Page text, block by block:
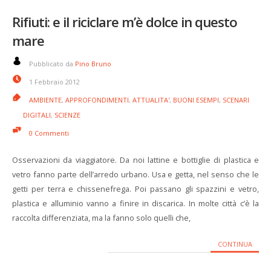
Rifiuti: e il riciclare m’è dolce in questo
mare
Pubblicato da Pino Bruno
1 Febbraio 2012
AMBIENTE, APPROFONDIMENTI, ATTUALITA', BUONI ESEMPI, SCENARI
DIGITALI, SCIENZE
0 Commenti
Osservazioni da viaggiatore. Da noi lattine e bottiglie di plastica e
vetro fanno parte dell’arredo urbano. Usa e getta, nel senso che le
getti per terra e chissenefrega. Poi passano gli spazzini e vetro,
plastica e alluminio vanno a finire in discarica. In molte città c’è la
raccolta differenziata, ma la fanno solo quelli che,
CONTINUA